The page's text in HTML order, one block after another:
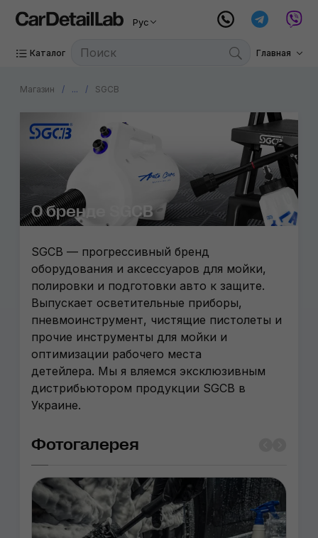
Рус
Каталог Главная
Магазин ... SGCB
О бренде SGCB
SGCB — прогрессивный бренд
оборудования и аксессуаров для мойки,
полировки и подготовки авто к защите.
Выпускает осветительные приборы,
пневмоинструмент, чистящие пистолеты и
прочие инструменты для мойки и
оптимизации рабочего места
детейлера. Мы я вляемся эксклюзивным
дистрибьютором продукции SGCB в
Украине.
Фотогалерея